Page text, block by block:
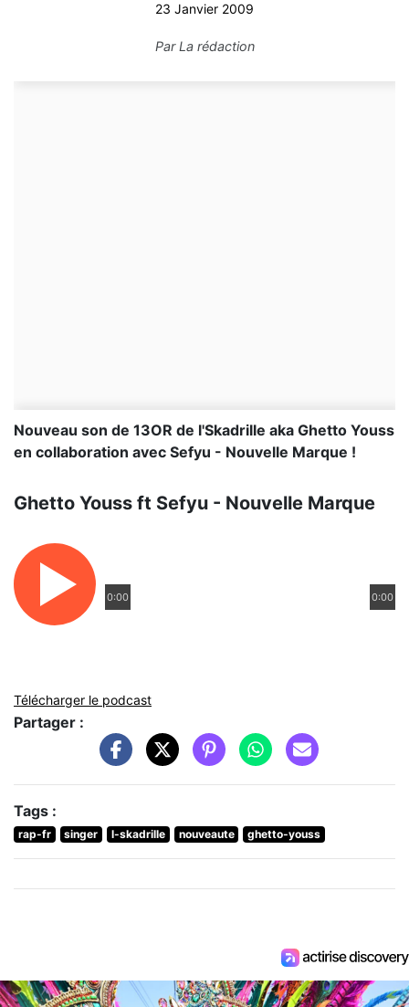
23 Janvier 2009
ParLa rédaction
Nouveau son de 13OR de l'Skadrille aka Ghetto Youss
en collaboration avec Sefyu - Nouvelle Marque !
Ghetto Youss ft Sefyu - Nouvelle Marque
0:00 0:00
Télécharger le podcast
Partager :
Tags :
rap-fr singer l-skadrille nouveaute ghetto-youss